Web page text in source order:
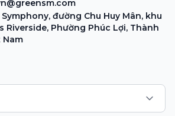
đường Chu Huy Mân, khu
Riverside, Phường Phúc Lợi, Thành
Nam